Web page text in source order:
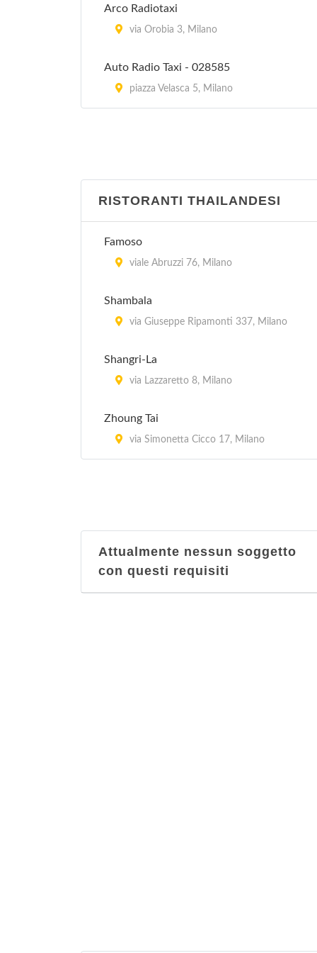
Arco Radiotaxi
via Orobia 3, Milano
Auto Radio Taxi - 028585
piazza Velasca 5, Milano
RISTORANTI THAILANDESI
Famoso
viale Abruzzi 76, Milano
Shambala
via Giuseppe Ripamonti 337, Milano
Shangri-La
via Lazzaretto 8, Milano
Zhoung Tai
via Simonetta Cicco 17, Milano
Attualmente nessun soggetto
con questi requisiti